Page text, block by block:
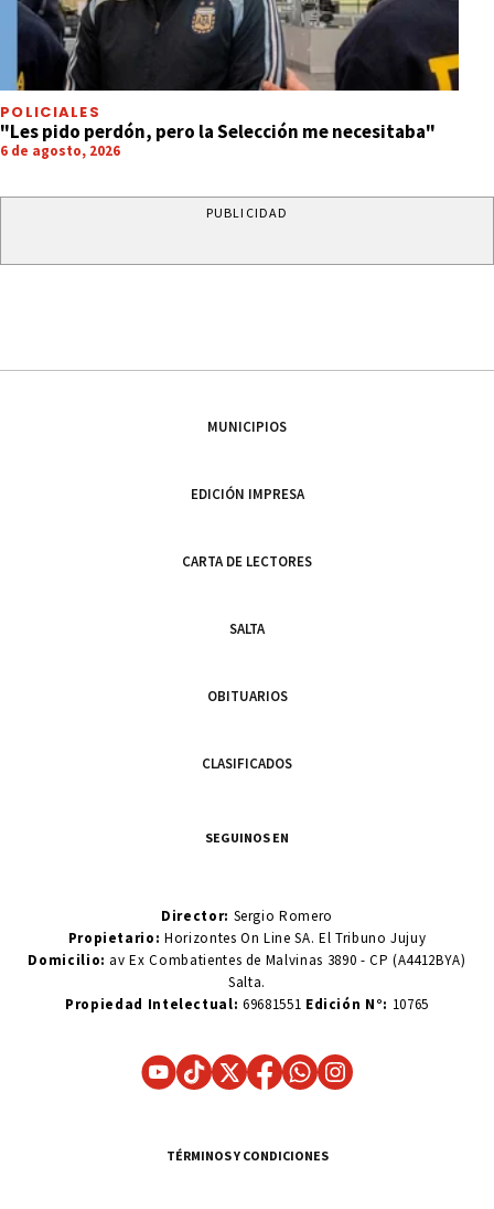
POLICIALES
"Les pido perdón, pero la Selección me necesitaba"
6 de agosto, 2026
PUBLICIDAD
MUNICIPIOS
EDICIÓN IMPRESA
CARTA DE LECTORES
SALTA
OBITUARIOS
CLASIFICADOS
SEGUINOS EN
Director: Sergio Romero
Propietario:Horizontes On Line SA. El Tribuno Jujuy
Domicilio: av Ex Combatientes de Malvinas 3890 - CP (A4412BYA)
Salta.
Propiedad Intelectual: 69681551 Edición N°: 10765
TÉRMINOS Y CONDICIONES